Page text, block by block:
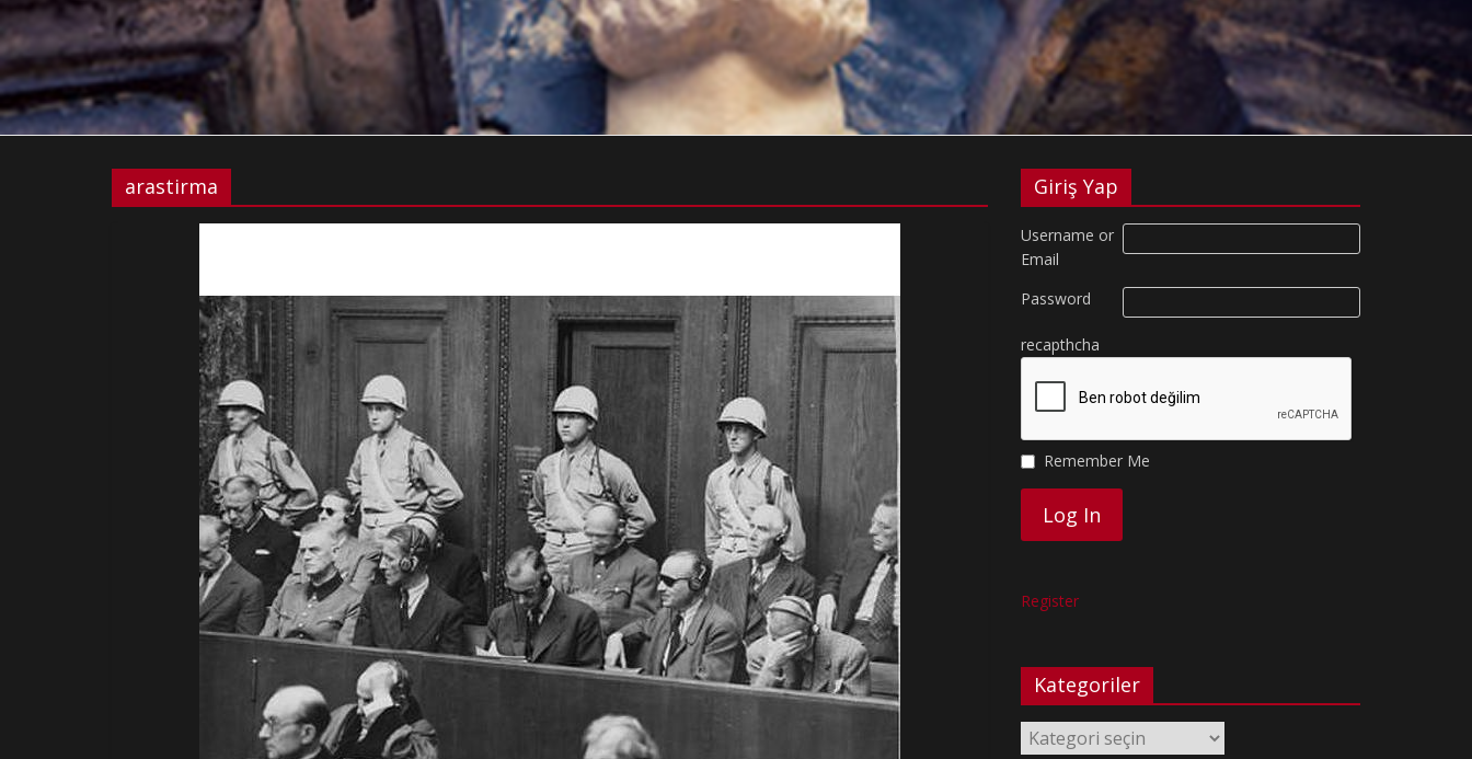
arastirma Giriş Yap
Username or
Email
Password
recapthcha
Remember Me
Register
Kategoriler
Kategoriler